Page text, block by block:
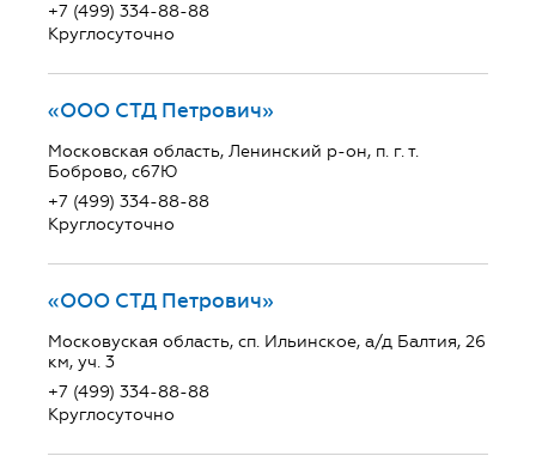
+7 (499) 334-88-88
Круглосуточно
«ООО СТД Петрович»
Московская область, Ленинский р-он, п. г. т.
Боброво, с67Ю
+7 (499) 334-88-88
Круглосуточно
«ООО СТД Петрович»
Московуская область, сп. Ильинское, а/д Балтия, 26
км, уч. 3
+7 (499) 334-88-88
Круглосуточно